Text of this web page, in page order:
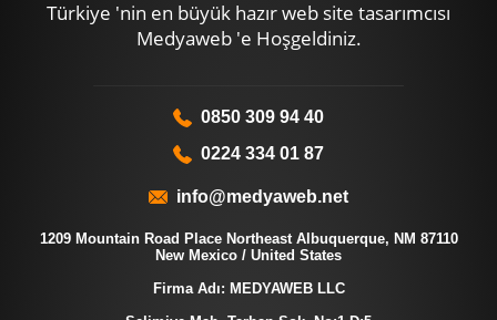
Türkiye 'nin en büyük hazır web site tasarımcısı
Medyaweb 'e Hoşgeldiniz.
0850 309 94 40
0224 334 01 87
info@medyaweb.net
1209 Mountain Road Place Northeast Albuquerque, NM 87110
New Mexico / United States
Firma Adı: MEDYAWEB LLC